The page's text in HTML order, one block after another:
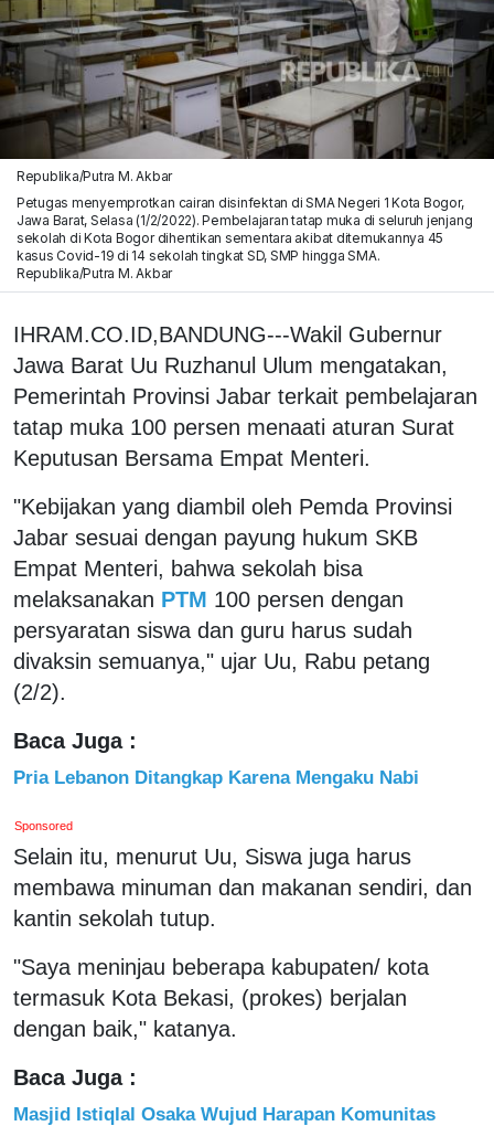
Republika/Putra M. Akbar
Petugas menyemprotkan cairan disinfektan di SMA Negeri 1 Kota Bogor,
Jawa Barat, Selasa (1/2/2022). Pembelajaran tatap muka di seluruh jenjang
sekolah di Kota Bogor dihentikan sementara akibat ditemukannya 45
kasus Covid-19 di 14 sekolah tingkat SD, SMP hingga SMA.
Republika/Putra M. Akbar
IHRAM.CO.ID,BANDUNG---Wakil Gubernur
Jawa Barat Uu Ruzhanul Ulum mengatakan,
Pemerintah Provinsi Jabar terkait pembelajaran
tatap muka 100 persen menaati aturan Surat
Keputusan Bersama Empat Menteri.
"Kebijakan yang diambil oleh Pemda Provinsi
Jabar sesuai dengan payung hukum SKB
Empat Menteri, bahwa sekolah bisa
melaksanakan PTM 100 persen dengan
persyaratan siswa dan guru harus sudah
divaksin semuanya," ujar Uu, Rabu petang
(2/2).
Baca Juga :
Pria Lebanon Ditangkap Karena Mengaku Nabi
Sponsored
Selain itu, menurut Uu, Siswa juga harus
membawa minuman dan makanan sendiri, dan
kantin sekolah tutup.
"Saya meninjau beberapa kabupaten/ kota
termasuk Kota Bekasi, (prokes) berjalan
dengan baik," katanya.
Baca Juga :
Masjid Istiqlal Osaka Wujud Harapan Komunitas